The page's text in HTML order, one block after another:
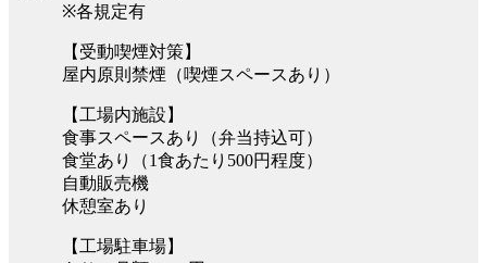
※各規定有
【受動喫煙対策】
屋内原則禁煙（喫煙スペースあり）
【工場内施設】
食事スペースあり（弁当持込可）
食堂あり（1食あたり500円程度）
自動販売機
休憩室あり
【工場駐車場】